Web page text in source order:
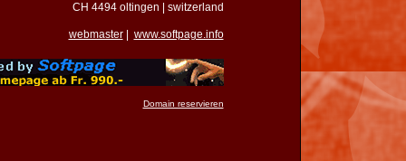
CH 4494 oltingen | switzerland
webmaster| www.softpage.info
Domain reservieren